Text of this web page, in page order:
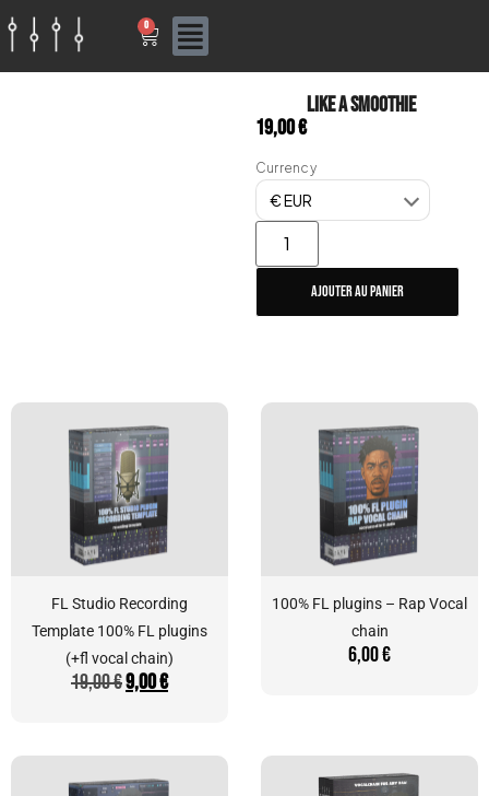
0
Like a smoothie
19,00€
Currency
Ajouter Au Panier
FL Studio Recording
Template 100% FL plugins
(+fl vocal chain)
19,00€9,00€
100% FL plugins – Rap Vocal
chain
6,00€